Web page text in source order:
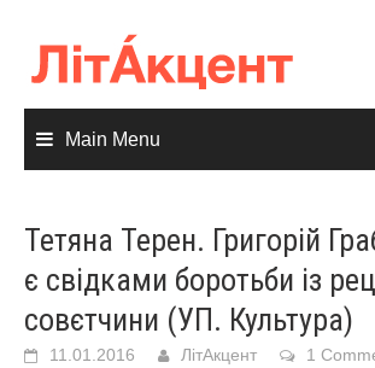
content
Main Menu
Тетяна Терен. Григорій
є свідками боротьби із
совєтчини (УП. Культура)
11.01.2016 ЛітАкцент 1